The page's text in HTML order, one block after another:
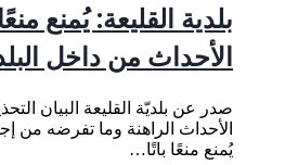
بلدية القليعة: يُمنع
الأحداث من داخل
صدر عن بلديّة القليعة البيان
الأحداث الراهنة وما تفرضه من
يُمنع منعًا باتًا…